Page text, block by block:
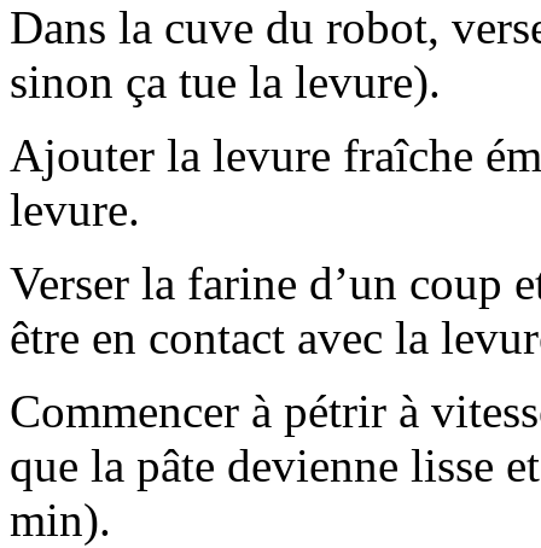
Dans la cuve du robot,
sinon ça tue la levure).
Ajouter la levure fraîche
levure.
Verser la farine d’un coup
être en contact avec la
Commencer à pétrir à
que la pâte devienne lisse
min).